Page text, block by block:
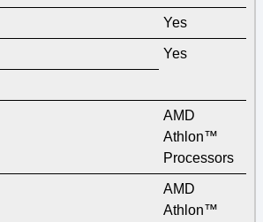
Yes
Yes
AMD
Athlon™
Processors
AMD
Athlon™